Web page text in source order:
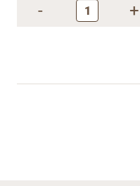
- +